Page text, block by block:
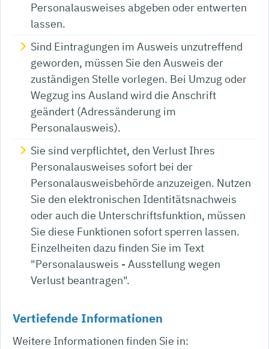
Personalausweises abgeben oder entwerten
lassen.
Sind Eintragungen im Ausweis unzutreffend
geworden, müssen Sie den Ausweis der
zuständigen Stelle vorlegen. Bei Umzug oder
Wegzug ins Ausland wird die Anschrift
geändert (Adressänderung im
Personalausweis).
Sie sind verpflichtet, den Verlust Ihres
Personalausweises sofort bei der
Personalausweisbehörde anzuzeigen. Nutzen
Sie den elektronischen Identitätsnachweis
oder auch die Unterschriftsfunktion, müssen
Sie diese Funktionen sofort sperren lassen.
Einzelheiten dazu finden Sie im Text
"Personalausweis - Ausstellung wegen
Verlust beantragen".
Vertiefende Informationen
Weitere Informationen finden Sie in: